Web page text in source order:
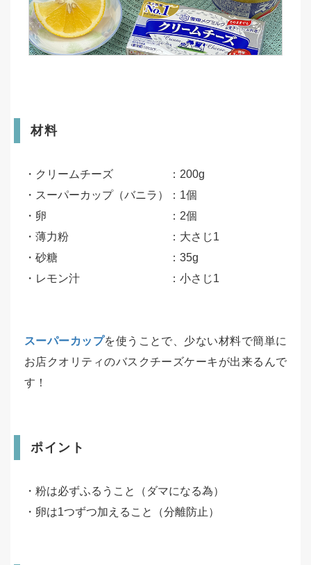
材料
・クリームチーズ ：200g
・スーパーカップ（バニラ）：1個
・卵 ：2個
・薄力粉 ：大さじ1
・砂糖 ：35g
・レモン汁 ：小さじ1
スーパーカップを使うことで、少ない材料で簡単に
お店クオリティのバスクチーズケーキが出来るんで
す！
ポイント
・粉は必ずふるうこと（ダマになる為）
・卵は1つずつ加えること（分離防止）